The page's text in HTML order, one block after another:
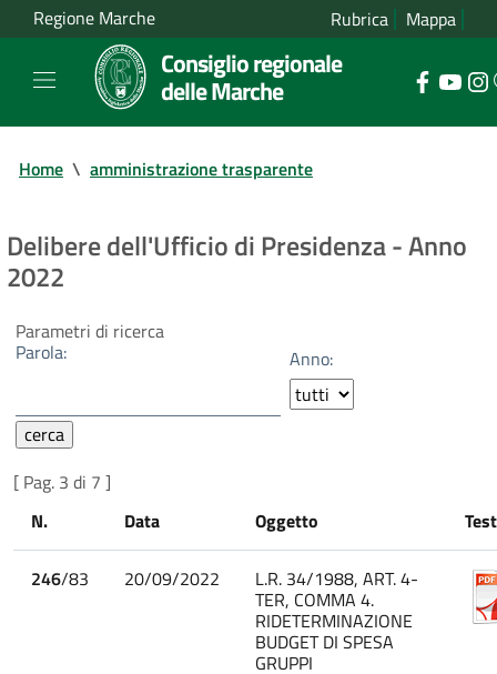
Regione Marche Rubrica Mappa
Consiglio regionale
delle Marche
Home \ amministrazione trasparente
Delibere dell'Ufficio di Presidenza - Anno
2022
Parametri di ricerca
Parola: Anno:
[ Pag. 3 di 7 ]
N.
Data Oggetto
246/83 20/09/2022 L.R. 34/1988, ART. 4-
TER, COMMA 4.
RIDETERMINAZIONE
BUDGET DI SPESA
GRUPPI